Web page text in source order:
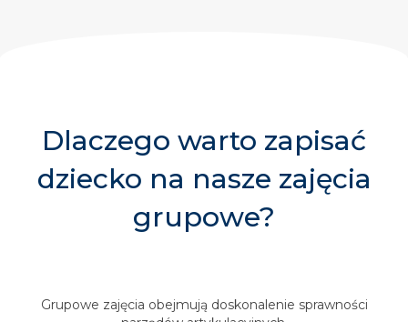
Dlaczego warto zapisać
dziecko na nasze zajęcia
grupowe?
Grupowe zajęcia obejmują doskonalenie sprawności